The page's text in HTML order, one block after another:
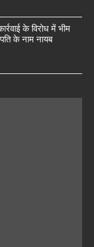
के विरोध में भीम
के नाम नायब